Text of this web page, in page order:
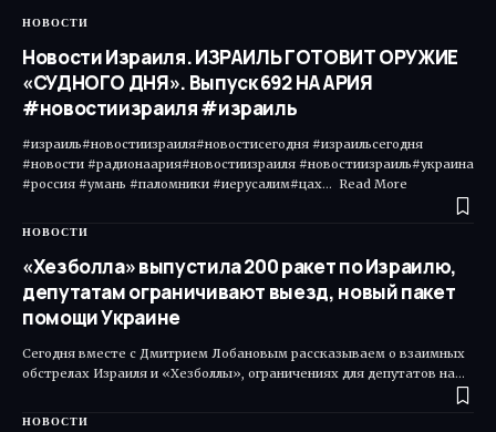
НОВОСТИ
Новости Израиля. ИЗРАИЛЬ ГОТОВИТ ОРУЖИЕ
«СУДНОГО ДНЯ». Выпуск 692 НААРИЯ
#новостиизраиля #израиль
#израиль#новостиизраиля#новостисегодня #израильсегодня
#новости #радионаария#новостиизраиля #новостиизраиль#украина
#россия #умань #паломники #иерусалим#цах... Read More ​
НОВОСТИ
«Хезболла» выпустила 200 ракет по Израилю,
депутатам ограничивают выезд, новый пакет
помощи Украине
Сегодня вместе с Дмитрием Лобановым рассказываем о взаимных
обстрелах Израиля и «Хезболлы», ограничениях для депутатов на…
НОВОСТИ